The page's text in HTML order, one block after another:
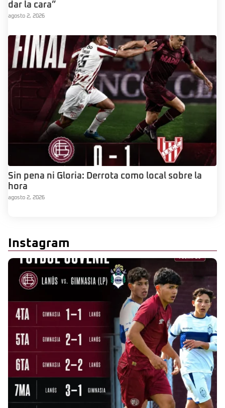
dar la cara”
agosto 2, 2026
Sin pena ni Gloria: Derrota como local sobre la
hora
agosto 2, 2026
Instagram